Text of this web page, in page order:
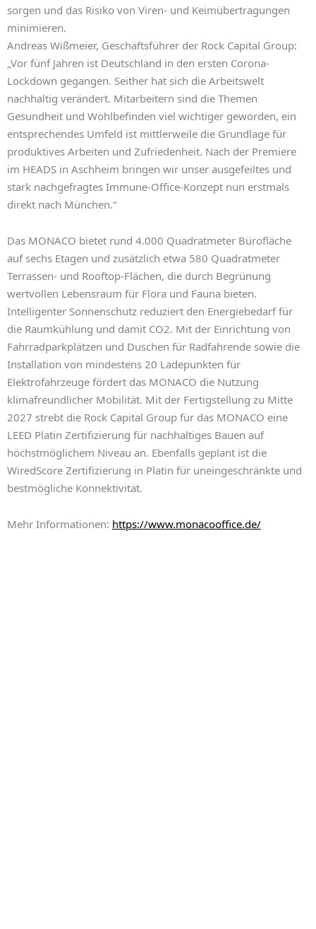
sorgen und das Risiko von Viren- und Keimübertragungen
minimieren.
Andreas Wißmeier, Geschäftsführer der Rock Capital Group:
„Vor fünf Jahren ist Deutschland in den ersten Corona-
Lockdown gegangen. Seither hat sich die Arbeitswelt
nachhaltig verändert. Mitarbeitern sind die Themen
Gesundheit und Wohlbefinden viel wichtiger geworden, ein
entsprechendes Umfeld ist mittlerweile die Grundlage für
produktives Arbeiten und Zufriedenheit. Nach der Premiere
im HEADS in Aschheim bringen wir unser ausgefeiltes und
stark nachgefragtes Immune-Office-Konzept nun erstmals
direkt nach München.“
Das MONACO bietet rund 4.000 Quadratmeter Bürofläche
auf sechs Etagen und zusätzlich etwa 580 Quadratmeter
Terrassen- und Rooftop-Flächen, die durch Begrünung
wertvollen Lebensraum für Flora und Fauna bieten.
Intelligenter Sonnenschutz reduziert den Energiebedarf für
die Raumkühlung und damit CO2. Mit der Einrichtung von
Fahrradparkplätzen und Duschen für Radfahrende sowie die
Installation von mindestens 20 Ladepunkten für
Elektrofahrzeuge fördert das MONACO die Nutzung
klimafreundlicher Mobilität. Mit der Fertigstellung zu Mitte
2027 strebt die Rock Capital Group für das MONACO eine
LEED Platin Zertifizierung für nachhaltiges Bauen auf
höchstmöglichem Niveau an. Ebenfalls geplant ist die
WiredScore Zertifizierung in Platin für uneingeschränkte und
bestmögliche Konnektivität.
Mehr Informationen: https://www.monacooffice.de/